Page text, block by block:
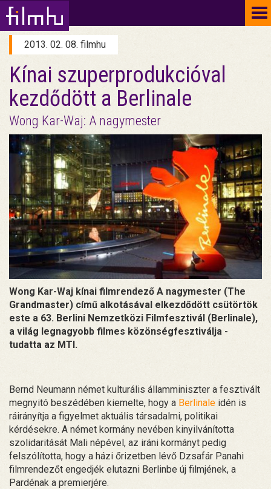
2013. 02. 08. filmhu
Kínai szuperprodukcióval
kezdődött a Berlinale
Wong Kar-Waj: A nagymester
Wong Kar-Waj kínai filmrendező A nagymester (The
Grandmaster) című alkotásával elkezdődött csütörtök
este a 63. Berlini Nemzetközi Filmfesztivál (Berlinale),
a világ legnagyobb filmes közönségfesztiválja -
tudatta az MTI.
Bernd Neumann német kulturális államminiszter a fesztivált
megnyitó beszédében kiemelte, hogy a Berlinale idén is
ráirányítja a figyelmet aktuális társadalmi, politikai
kérdésekre. A német kormány nevében kinyilvánította
szolidaritását Mali népével, az iráni kormányt pedig
felszólította, hogy a házi őrizetben lévő Dzsafár Panahi
filmrendezőt engedjék elutazni Berlinbe új filmjének, a
Pardénak a premierjére.